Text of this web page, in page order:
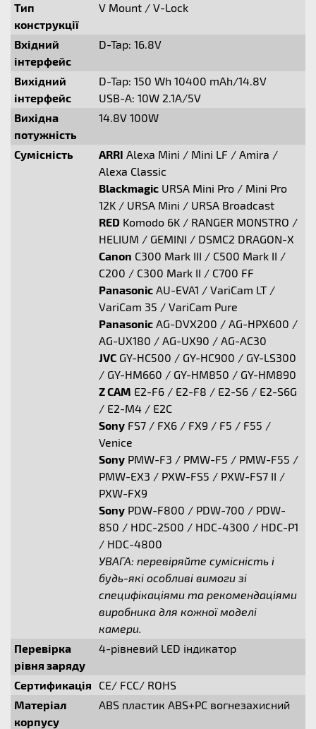
Тип
конструкції
V Mount / V-Lock
Вхідний
інтерфейс
D-Tap: 16.8V
Вихідний
інтерфейс
D-Tap: 150 Wh 10400 mAh/14.8V
USB-A: 10W 2.1A/5V
Вихідна
потужність
14.8V 100W
Сумісність ARRI Alexa Mini / Mini LF / Amira /
Alexa Classic
Blackmagic URSA Mini Pro / Mini Pro
12K / URSA Mini / URSA Broadcast
RED Komodo 6K / RANGER MONSTRO /
HELIUM / GEMINI / DSMC2 DRAGON-X
Canon C300 Mark III / C500 Mark II /
C200 / C300 Mark II / C700 FF
Panasonic AU-EVA1 / VariCam LT /
VariCam 35 / VariCam Pure
Panasonic AG-DVX200 / AG-HPX600 /
AG-UX180 / AG-UX90 / AG-AC30
JVC GY-HC500 / GY-HC900 / GY-LS300
/ GY-HM660 / GY-HM850 / GY-HM890
Z CAM E2-F6 / E2-F8 / E2-S6 / E2-S6G
/ E2-M4 / E2C
Sony FS7 / FX6 / FX9 / F5 / F55 /
Venice
Sony PMW-F3 / PMW-F5 / PMW-F55 /
PMW-EX3 / PXW-FS5 / PXW-FS7 II /
PXW-FX9
Sony PDW-F800 / PDW-700 / PDW-
850 / HDC-2500 / HDC-4300 / HDC-P1
/ HDC-4800
УВАГА: перевіряйте сумісність і
будь-які особливі вимоги зі
специфікаціями та рекомендаціями
виробника для кожної моделі
камери.
Перевірка
рівня заряду
4-рівневий LED індикатор
Сертификація
CE/ FCC/ ROHS
Матеріал
корпусу
ABS пластик ABS+PC вогнезахисний